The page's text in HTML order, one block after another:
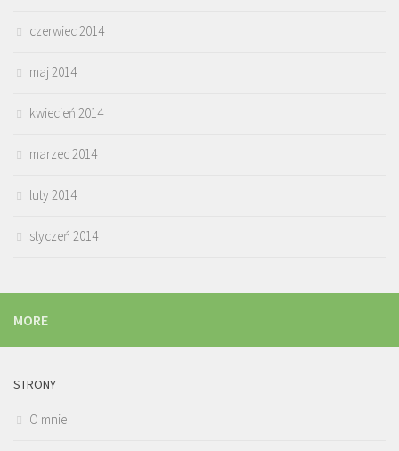
czerwiec 2014
maj 2014
kwiecień 2014
marzec 2014
luty 2014
styczeń 2014
MORE
STRONY
O mnie